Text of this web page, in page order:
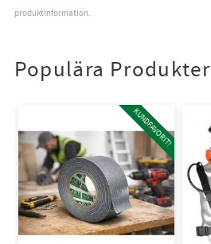
produktinformation.
Populära Produkter
KUNDFAVORIT!